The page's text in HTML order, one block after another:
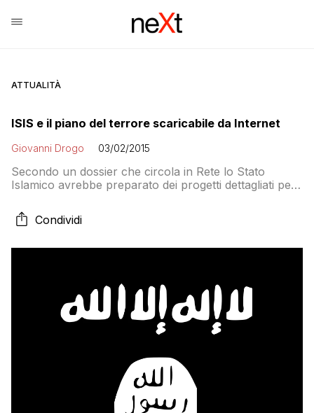
ATTUALITÀ
ISIS e il piano del terrore scaricabile da Internet
Giovanni Drogo 03/02/2015
Secondo un dossier che circola in Rete lo Stato
Islamico avrebbe preparato dei progetti dettagliati per
fatti il discorso non regga
Condividi